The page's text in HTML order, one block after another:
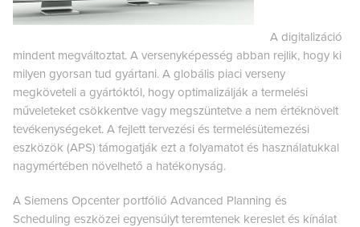
A digitalizáció
mindent megváltoztat. A versenyképesség abban rejlik, hogy ki
milyen gyorsan tud gyártani. A globális piaci verseny
megköveteli a gyártóktól, hogy optimalizálják a termelési
műveleteket csökkentve vagy megszüntetve a nem értéknövelt
tevékenységeket. A fejlett tervezési és termelésütemezési
eszközök (APS) támogatják ezt a folyamatot és használatukkal
nagymértében növelhető a hatékonyság.
A Siemens Opcenter portfólió Advanced Planning és
Scheduling eszközei egyensúlyt teremtenek kereslet és kínálat